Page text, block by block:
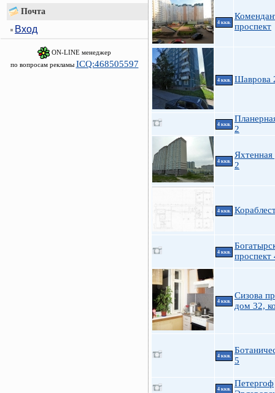
Почта
Вход
ON-LINE менеджер
по вопросам рекламы ICQ:468505597
4 ккв.
проспект
4 ккв. Шаврова
4 ккв.
2
4 ккв.
Яхтенная
2
4 ккв.
4 ккв.
проспект
4 ккв.
Сизова
дом 32,
4 ккв.
5
4 ккв.
Петергоф